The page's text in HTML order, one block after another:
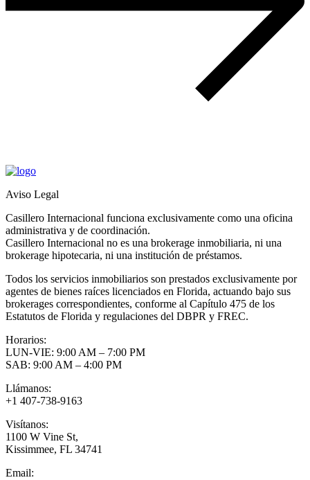
Aviso Legal
Casillero Internacional funciona exclusivamente como una oficina
administrativa y de coordinación.
Casillero Internacional no es una brokerage inmobiliaria, ni una
brokerage hipotecaria, ni una institución de préstamos.
Todos los servicios inmobiliarios son prestados exclusivamente por
agentes de bienes raíces licenciados en Florida, actuando bajo sus
brokerages correspondientes, conforme al Capítulo 475 de los
Estatutos de Florida y regulaciones del DBPR y FREC.
Horarios:
LUN-VIE: 9:00 AM – 7:00 PM
SAB: 9:00 AM – 4:00 PM
Llámanos:
+1 407-738-9163
Visítanos:
1100 W Vine St,
Kissimmee, FL 34741
Email: